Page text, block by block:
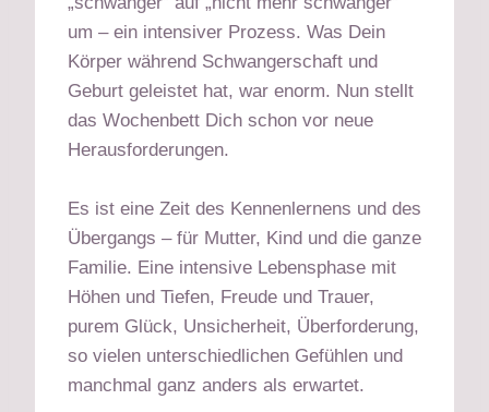
um – ein intensiver Prozess. Was Dein
Körper während Schwangerschaft und
Geburt geleistet hat, war enorm. Nun stellt
das Wochenbett Dich schon vor neue
Herausforderungen.
Es ist eine Zeit des Kennenlernens und des
Übergangs – für Mutter, Kind und die ganze
Familie. Eine intensive Lebensphase mit
Höhen und Tiefen, Freude und Trauer,
purem Glück, Unsicherheit, Überforderung,
so vielen unterschiedlichen Gefühlen und
manchmal ganz anders als erwartet.